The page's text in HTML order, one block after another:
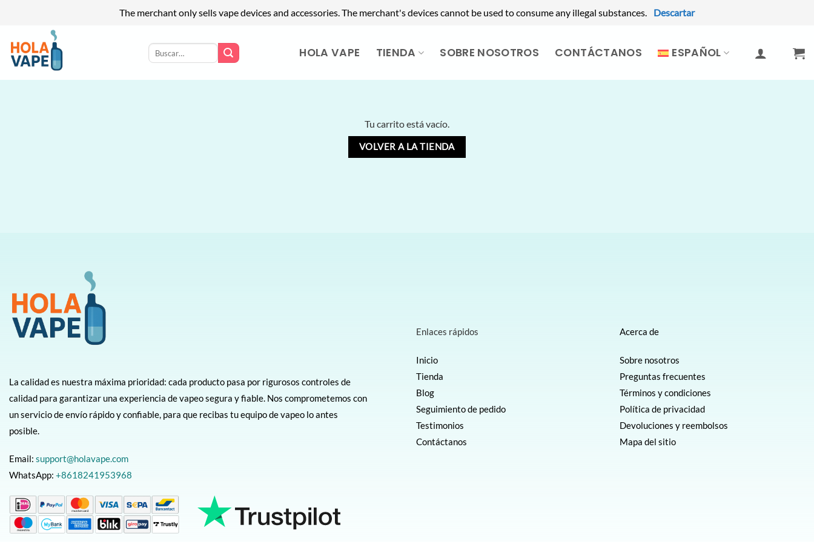
The merchant only sells vape devices and accessories. The merchant's devices cannot be used to consume any illegal substances.
Descartar
contenido
Buscar
por:
HOLA VAPE TIENDA SOBRE NOSOTROS CONTÁCTANOS ESPAÑOL
Tu carrito está vacío.
VOLVER A LA TIENDA
La calidad es nuestra máxima prioridad: cada producto pasa por rigurosos controles de
calidad para garantizar una experiencia de vapeo segura y fiable. Nos comprometemos con
un servicio de envío rápido y confiable, para que recibas tu equipo de vapeo lo antes
posible.
Email: support@holavape.com
WhatsApp: +8618241953968
Enlaces rápidos
Inicio
Tienda
Blog
Seguimiento de pedido
Testimonios
Contáctanos
Acerca de
Sobre nosotros
Preguntas frecuentes
Términos y condiciones
Política de privacidad
Devoluciones y reembolsos
Mapa del sitio